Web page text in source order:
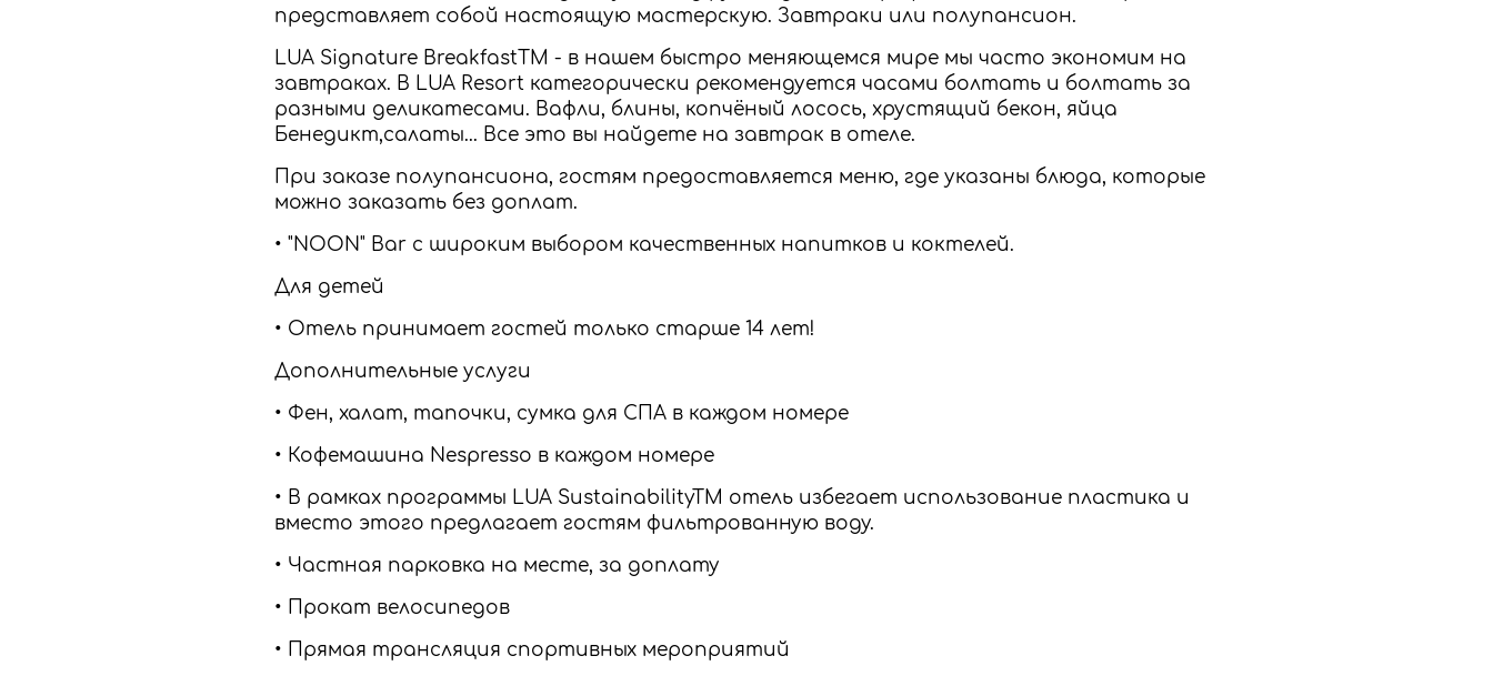
представляет собой настоящую мастерскую. Завтраки или полупансион.
LUA Signature BreakfastTM - в нашем быстро меняющемся мире мы часто экономим на
завтраках. В LUA Resort категорически рекомендуется часами болтать и болтать за
разными деликатесами. Вафли, блины, копчёный лосось, хрустящий бекон, яйца
Бенедикт,салаты... Все это вы найдете на завтрак в отеле.
При заказе полупансиона, гостям предоставляется меню, где указаны блюда, которые
можно заказать без доплат.
• "NOON" Bar c широким выбором качественных напитков и коктелей.
Для детей
• Отель принимает гостей только старше 14 лет!
Дополнительные услуги
• Фен, халат, тапочки, сумка для СПА в каждом номере
• Кофемашина Nespresso в каждом номере
• В рамках программы LUA SustainabilityTM отель избегает использование пластика и
вместо этого предлагает гостям фильтрованную воду.
• Частная парковка на месте, за доплату
• Прокат велосипедов
• Прямая трансляция спортивных мероприятий